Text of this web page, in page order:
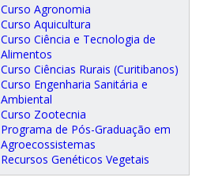
Curso Agronomia
Curso Aquicultura
Curso Ciência e Tecnologia de
Alimentos
Curso Ciências Rurais (Curitibanos)
Curso Engenharia Sanitária e
Ambiental
Curso Zootecnia
Programa de Pós-Graduação em
Agroecossistemas
Recursos Genéticos Vegetais